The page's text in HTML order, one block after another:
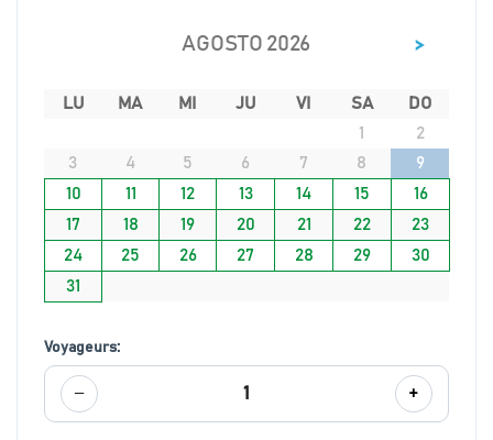
AGOSTO 2026 >
LU MA MI JU VI SA
DO
1
2
3
4 5 6 7 8
9
10
11 12 13 14 15
16
17
18 19 20 21 22
23
24
25 26 27 28 29
30
31
Voyageurs:
− 1 +